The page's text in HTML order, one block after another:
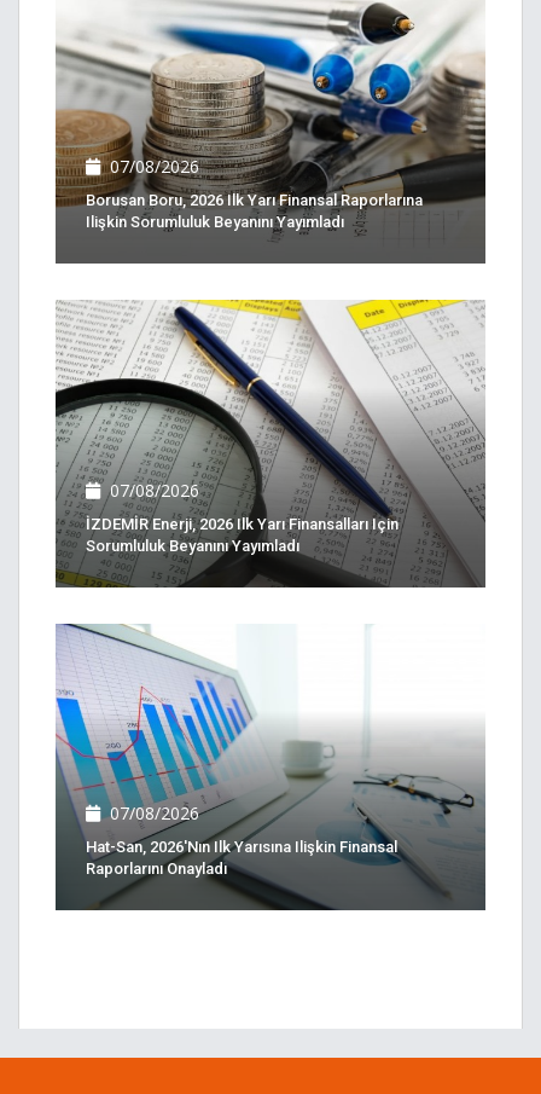
07/08/2026
Borusan Boru, 2026 Ilk Yarı Finansal Raporlarına
Ilişkin Sorumluluk Beyanını Yayımladı
07/08/2026
İZDEMİR Enerji, 2026 Ilk Yarı Finansalları Için
Sorumluluk Beyanını Yayımladı
07/08/2026
Hat-San, 2026'nın Ilk Yarısına Ilişkin Finansal
Raporlarını Onayladı